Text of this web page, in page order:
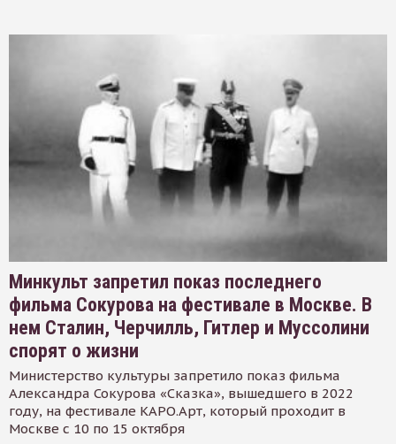
Минкульт запретил показ последнего
фильма Сокурова на фестивале в Москве. В
нем Сталин, Черчилль, Гитлер и Муссолини
спорят о жизни
Министерство культуры запретило показ фильма
Александра Сокурова «Сказка», вышедшего в 2022
году, на фестивале КАРО.Арт, который проходит в
Москве с 10 по 15 октября